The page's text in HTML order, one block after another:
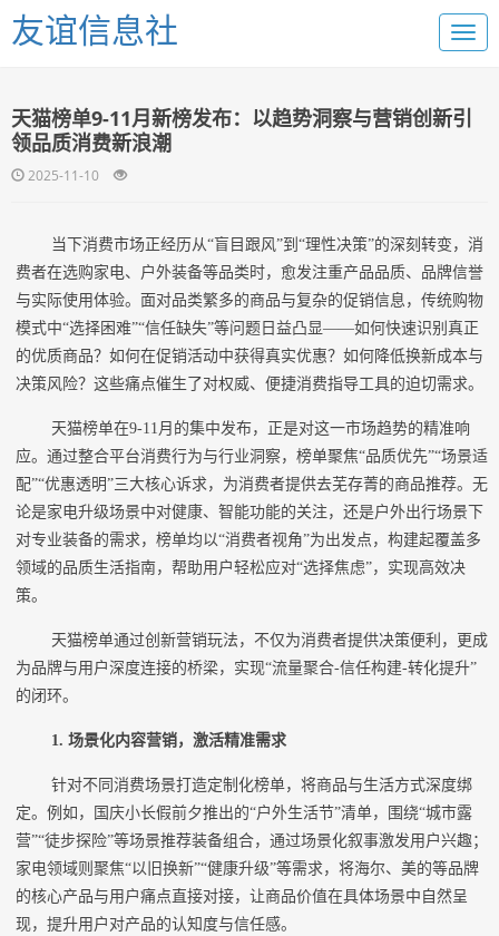
友谊信息社
天猫榜单9-11月新榜发布：以趋势洞察与营销创新引
领品质消费新浪潮
2025-11-10
当下消费市场正经历从“盲目跟风”到“理性决策”的深刻转变，消
费者在选购家电、户外装备等品类时，愈发注重产品品质、品牌信誉
与实际使用体验。面对品类繁多的商品与复杂的促销信息，传统购物
模式中“选择困难”“信任缺失”等问题日益凸显——如何快速识别真正
的优质商品？如何在促销活动中获得真实优惠？如何降低换新成本与
决策风险？这些痛点催生了对权威、便捷消费指导工具的迫切需求。
天猫榜单在9-11月的集中发布，正是对这一市场趋势的精准响
应。通过整合平台消费行为与行业洞察，榜单聚焦“品质优先”“场景适
配”“优惠透明”三大核心诉求，为消费者提供去芜存菁的商品推荐。无
论是家电升级场景中对健康、智能功能的关注，还是户外出行场景下
对专业装备的需求，榜单均以“消费者视角”为出发点，构建起覆盖多
领域的品质生活指南，帮助用户轻松应对“选择焦虑”，实现高效决
策。
天猫榜单通过创新营销玩法，不仅为消费者提供决策便利，更成
为品牌与用户深度连接的桥梁，实现“流量聚合-信任构建-转化提升”
的闭环。
1. 场景化内容营销，激活精准需求
针对不同消费场景打造定制化榜单，将商品与生活方式深度绑
定。例如，国庆小长假前夕推出的“户外生活节”清单，围绕“城市露
营”“徒步探险”等场景推荐装备组合，通过场景化叙事激发用户兴趣；
家电领域则聚焦“以旧换新”“健康升级”等需求，将海尔、美的等品牌
的核心产品与用户痛点直接对接，让商品价值在具体场景中自然呈
现，提升用户对产品的认知度与信任感。